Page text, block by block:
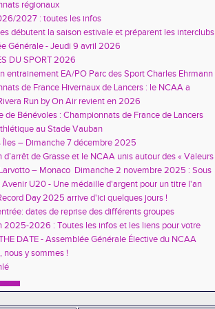
régionaux
2027 : toutes les infos
débutent la saison estivale et préparent les interclubs
Générale - Jeudi 9 avril 2026
DU SPORT 2026
entrainement EA/PO Parc des Sport Charles Ehrmann
de France Hivernaux de Lancers : le NCAA a
vous Run by On Air revient en 2026
de Bénévoles : Championnats de France de Lancers
à Nice
au Stade Vauban
Îles – Dimanche 7 décembre 2025
d’arrêt de Grasse et le NCAA unis autour des « Valeurs
» – Monaco Dimanche 2 novembre 2025 : Sous
athlètes ont brillé !
Avenir U20 - Une médaille d'argent pour un titre l'an
Day 2025 arrive d'ici quelques jours !
dates de reprise des différents groupes
2025-2026 : Toutes les infos et les liens pour votre
dans cette actu !
DATE - Assemblée Générale Élective du NCAA
nous y sommes !